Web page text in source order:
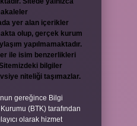
yer alan içerikler
olup, gerçek kurum
yapılmamaktadır.
ile isim benzerlikleri
bilgiler
niteliği taşımazlar.
gereğince Bilgi
(BTK) tarafından
olarak hizmet